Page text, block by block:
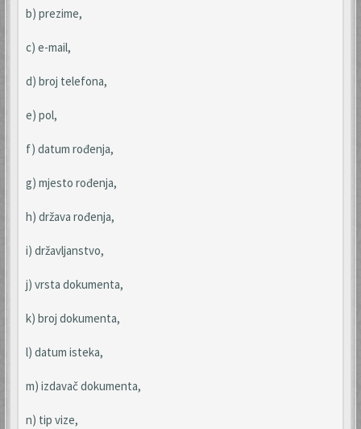
b) prezime,
c) e-mail,
d) broj telefona,
e) pol,
f) datum rođenja,
g) mjesto rođenja,
h) država rođenja,
i) državljanstvo,
j) vrsta dokumenta,
k) broj dokumenta,
l) datum isteka,
m) izdavač dokumenta,
n) tip vize,